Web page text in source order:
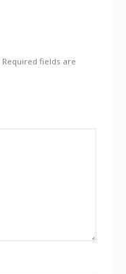
Required fields are